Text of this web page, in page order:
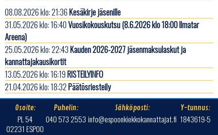
08.08.2026 klo: 21:36Kesäkirje jäsenille
31.05.2026 klo: 16:40Vuosikokouskutsu (8.6.2026 klo 18:00 Ilmatar
Areena)
25.05.2026 klo: 22:43Kauden 2026-2027 jäsenmaksulaskut ja
kannattajakausikortit
13.05.2026 klo: 16:19RISTEILYINFO
21.04.2026 klo: 18:32Päätösriesteily
Osoite:
PL 54
02231 ESPOO
Puhelin:
040 573 2553
Sähköposti:
info@espoonkiekkokannattajat.fi
Y-tunnus:
1843619-5